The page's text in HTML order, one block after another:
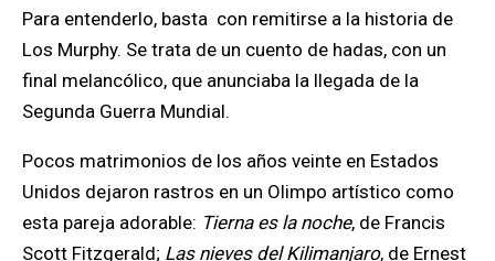
Para entenderlo, basta con remitirse a la historia de
Los Murphy. Se trata de un cuento de hadas, con un
final melancólico, que anunciaba la llegada de la
Segunda Guerra Mundial.
Pocos matrimonios de los años veinte en Estados
Unidos dejaron rastros en un Olimpo artístico como
esta pareja adorable: Tierna es la noche, de Francis
Scott Fitzgerald; Las nieves del Kilimanjaro, de Ernest